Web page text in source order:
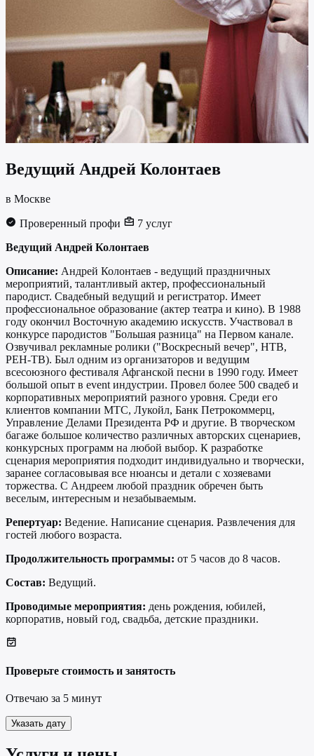
Ведущий Андрей Колонтаев
в Москве
Проверенный профи
7 услуг
Ведущий Андрей Колонтаев
Описание: Андрей Колонтаев - ведущий праздничных
мероприятий, талантливый актер, профессиональный
пародист. Свадебный ведущий и регистратор. Имеет
профессиональное образование (актер театра и кино). В 1988
году окончил Восточную академию искусств. Участвовал в
конкурсе пародистов "Большая разница" на Первом канале.
Озвучивал рекламные ролики ("Воскресный вечер", НТВ,
РЕН-ТВ). Был одним из организаторов и ведущим
всесоюзного фестиваля Афганской песни в 1990 году. Имеет
большой опыт в event индустрии. Провел более 500 свадеб и
корпоративных мероприятий разного уровня. Среди его
клиентов компании МТС, Лукойл, Банк Петрокоммерц,
Управление Делами Президента РФ и другие. В творческом
багаже большое количество различных авторских сценариев,
конкурсных программ на любой выбор. К разработке
сценария мероприятия подходит индивидуально и творчески,
заранее согласовывая все нюансы и детали с хозяевами
торжества. С Андреем любой праздник обречен быть
веселым, интересным и незабываемым.
Репертуар: Ведение. Написание сценария. Развлечения для
гостей любого возраста.
Продолжительность программы: от 5 часов до 8 часов.
Состав: Ведущий.
Проводимые мероприятия: день рождения, юбилей,
корпоратив, новый год, свадьба, детские праздники.
Проверьте стоимость и занятость
Отвечаю за 5 минут
Указать дату